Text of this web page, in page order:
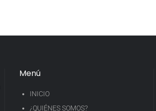
Menú
INICIO
¿QUIÉNES SOMOS?